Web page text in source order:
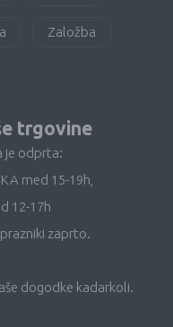
Založba
trgovine
je odprta:
med 15-19h,
12-17h
zaprto.
dogodke kadarkoli.